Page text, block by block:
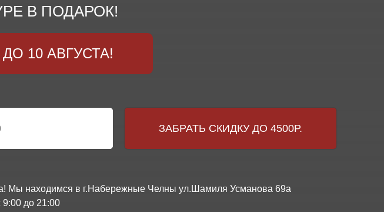
В ПОДАРОК!
10 АВГУСТА!
Мы находимся в г.Набережные Челны ул.Шамиля Усманова 69а
до 21:00
ЗАБРАТЬ СКИДКУ ДО 4500Р.